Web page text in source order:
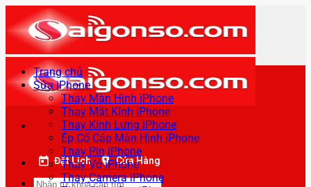
qua
nội
dung
Đặt Lịch Cửa Hàng
Tìm
Trang chủ
Sửa iPhone
Thay Màn Hình iPhone
Thay Mặt Kính iPhone
Thay Kính Lưng iPhone
Ép Cổ Cáp Màn Hình iPhone
Thay Pin iPhone
Thay Vỏ iPhone
Thay Camera iPhone